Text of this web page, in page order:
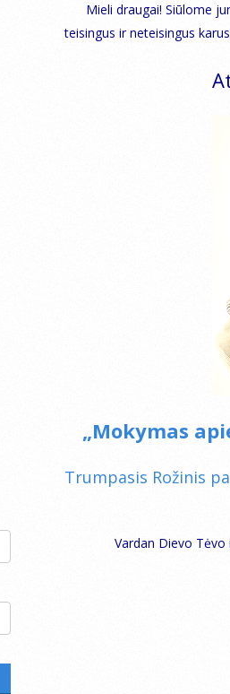
Mieli draugai! Siūlome
teisingus ir neteisingus
„Mokymas
Trumpasis Rožinis
Vardan Dievo